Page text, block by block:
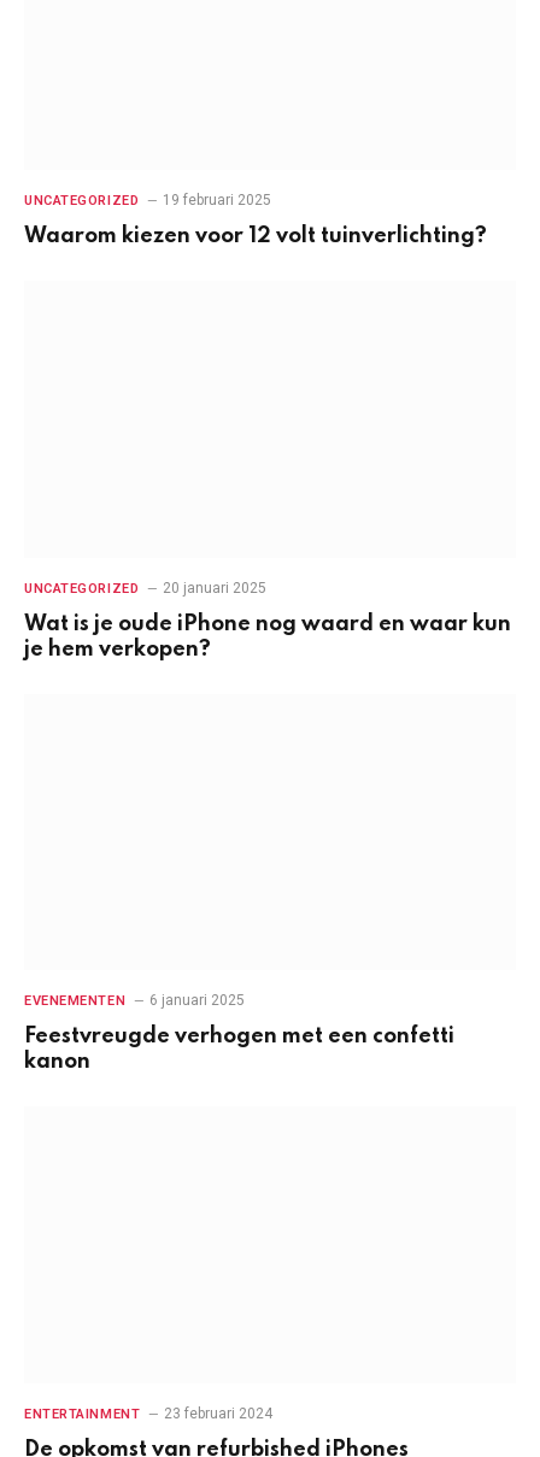
UNCATEGORIZED 19 februari 2025
Waarom kiezen voor 12 volt tuinverlichting?
UNCATEGORIZED 20 januari 2025
Wat is je oude iPhone nog waard en waar kun
je hem verkopen?
EVENEMENTEN 6 januari 2025
Feestvreugde verhogen met een confetti
kanon
ENTERTAINMENT 23 februari 2024
De opkomst van refurbished iPhones